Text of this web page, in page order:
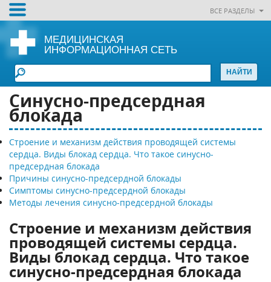
ВСЕ РАЗДЕЛЫ
МЕДИЦИНСКАЯ
ИНФОРМАЦИОННАЯ СЕТЬ
Синусно-предсердная
блокада
Строение и механизм действия проводящей системы
сердца. Виды блокад сердца. Что такое синусно-
предсердная блокада
Причины синусно-предсердной блокады
Симптомы синусно-предсердной блокады
Методы лечения синусно-предсердной блокады
Строение и механизм действия
проводящей системы сердца.
Виды блокад сердца. Что такое
синусно-предсердная блокада